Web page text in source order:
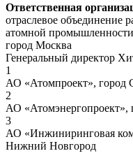
Ответственная
отраслевое объединение
атомной
город Москва
Генеральный директор
1
АО «Атомпроект», город
2
АО «Атомэнергопроект»,
3
АО «Инжиниринговая
Нижний Новгород